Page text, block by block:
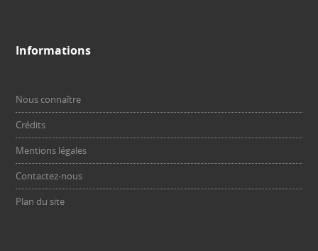
Informations
Nous connaître
Crédits
Mentions légales
Contactez-nous
Plan du site